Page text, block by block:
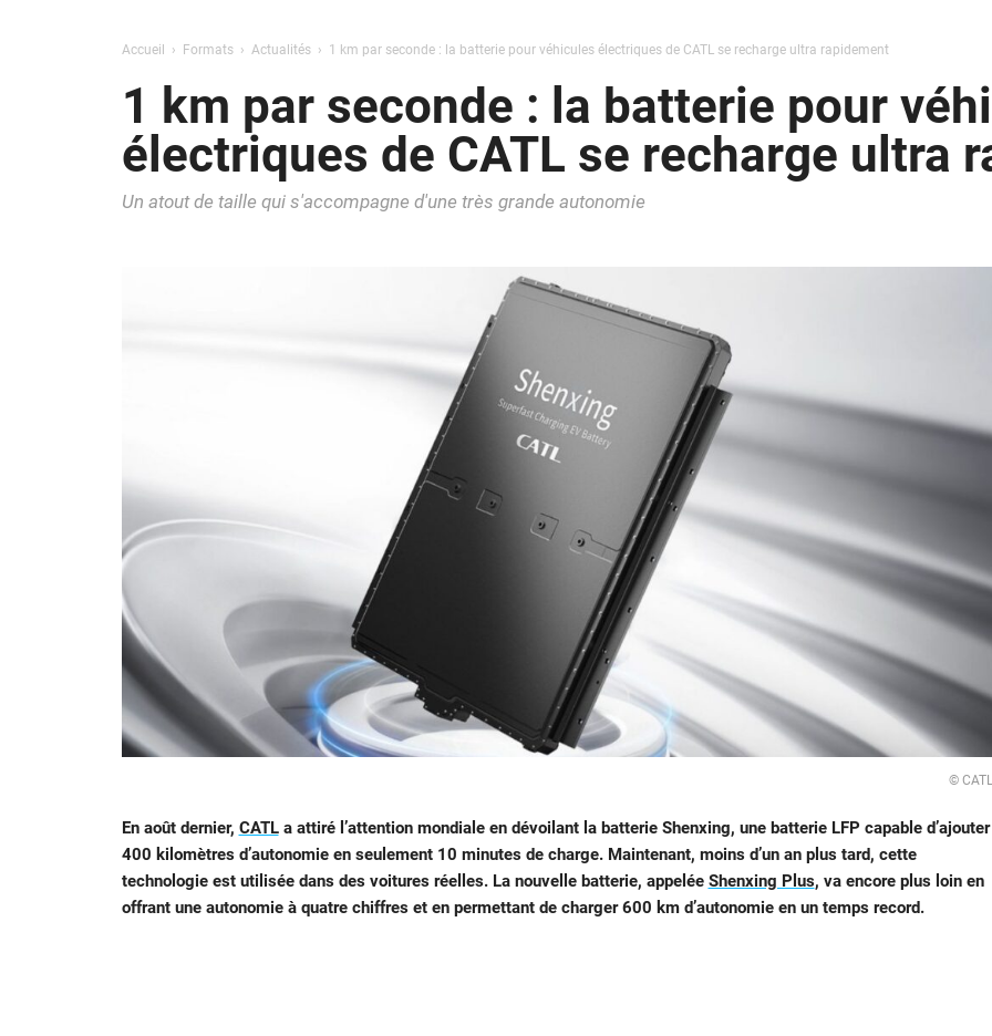
Accueil Formats Actualités 1 km par seconde : la batterie pour véhicules électriques de CATL se recharge ultra rapidement
1 km par seconde : la batterie pour
électriques de CATL se recharge ultra
Un atout de taille qui s'accompagne d'une très grande autonomie
© CATL
En août dernier, CATLa attiré l’attention mondiale en dévoilant la batterie Shenxing, une batterie LFP capable d’ajouter
400 kilomètres d’autonomie en seulement 10 minutes de charge. Maintenant, moins d’un an plus tard, cette
technologie est utilisée dans des voitures réelles. La nouvelle batterie, appelée Shenxing Plus, va encore plus loin en
offrant une autonomie à quatre chiffres et en permettant de charger 600 km d’autonomie en un temps record.